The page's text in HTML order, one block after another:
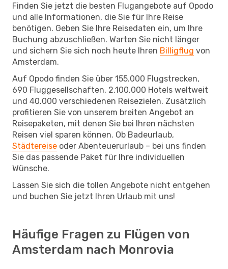
Finden Sie jetzt die besten Flugangebote auf Opodo
und alle Informationen, die Sie für Ihre Reise
benötigen. Geben Sie Ihre Reisedaten ein, um Ihre
Buchung abzuschließen. Warten Sie nicht länger
und sichern Sie sich noch heute Ihren Billigflug von
Amsterdam.
Auf Opodo finden Sie über 155.000 Flugstrecken,
690 Fluggesellschaften, 2.100.000 Hotels weltweit
und 40.000 verschiedenen Reisezielen. Zusätzlich
profitieren Sie von unserem breiten Angebot an
Reisepaketen, mit denen Sie bei Ihren nächsten
Reisen viel sparen können. Ob Badeurlaub,
Städtereise oder Abenteuerurlaub – bei uns finden
Sie das passende Paket für Ihre individuellen
Wünsche.
Lassen Sie sich die tollen Angebote nicht entgehen
und buchen Sie jetzt Ihren Urlaub mit uns!
Häufige Fragen zu Flügen von
Amsterdam nach Monrovia